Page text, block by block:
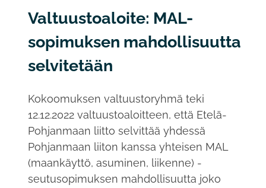
Valtuustoaloite: MAL-
sopimuksen mahdollisuutta
selvitetään
Kokoomuksen valtuustoryhmä teki
12.12.2022 valtuustoaloitteen, että Etelä-
Pohjanmaan liitto selvittää yhdessä
Pohjanmaan liiton kanssa yhteisen MAL
(maankäyttö, asuminen, liikenne) -
seutusopimuksen mahdollisuutta joko